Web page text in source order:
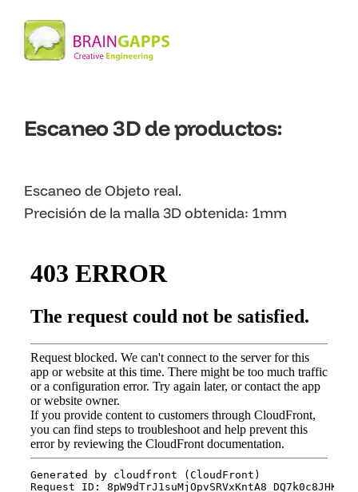
Escaneo 3D de productos:
Escaneo de Objeto real.
Precisión de la malla 3D obtenida: 1mm